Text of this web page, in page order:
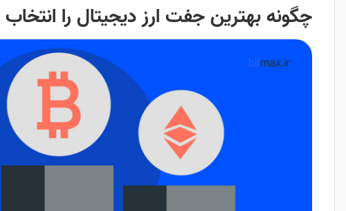
چگونه بهترین جفت ارز دیجیتال را